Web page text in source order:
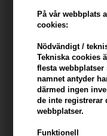
På vår webbplats
cookies:
Nödvändigt /
Tekniska cookies
flesta webbplatser
namnet antyder
därmed ingen
de inte registrerar
webbplatser.
Funktionell
avslappnad, naturlig
Egenskaper
Denna saltvattenspray
och textur till alla
magnesium, zink och
naturlig konsistens.
blekna och motverkar
stärker håret från rot till